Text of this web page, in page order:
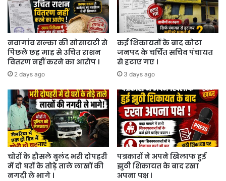
नवागांव सल्का की सोसायटी से
पिछले छह माह से उचित राशन
वितरण नहीं करने का आरोप ।
2 days ago
कई शिकायतों के बाद कोटा
जनपद के चर्चित सचिव पंचायत
से हटाए गए ।
3 days ago
चोरों के हौसले बुलंद भरी दोपहरी
में दो घरों के तोड़े ताले लाखों की
नगदी ले भागे ।
पत्रकारों ने अपने खिलाफ हुई
झुठी शिकायत के बाद रखा
अपना पक्ष ।